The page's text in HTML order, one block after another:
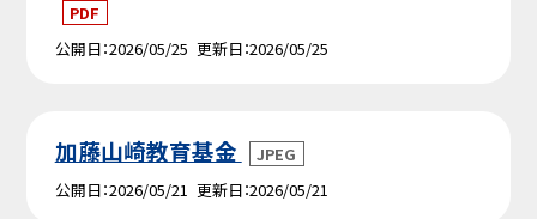
PDF
公開日 2026/05/25 更新日 2026/05/25
加藤山崎教育基金
JPEG
公開日 2026/05/21 更新日 2026/05/21